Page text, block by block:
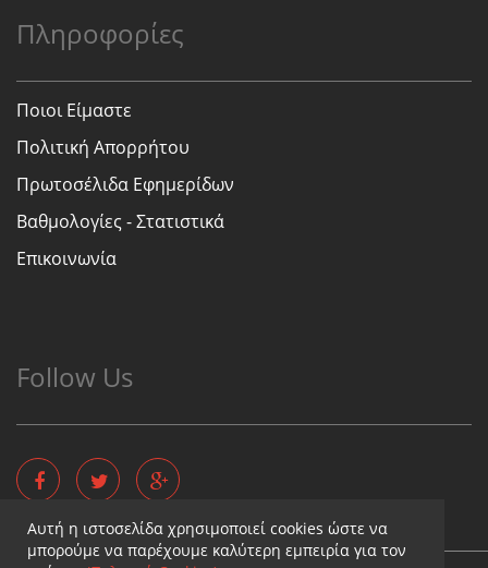
Πληροφορίες
Ποιοι Είμαστε
Πολιτική Απορρήτου
Πρωτοσέλιδα Εφημερίδων
Βαθμολογίες - Στατιστικά
Επικοινωνία
Follow Us
Αυτή η ιστοσελίδα χρησιμοποιεί cookies ώστε να
μπορούμε να παρέχουμε καλύτερη εμπειρία για τον